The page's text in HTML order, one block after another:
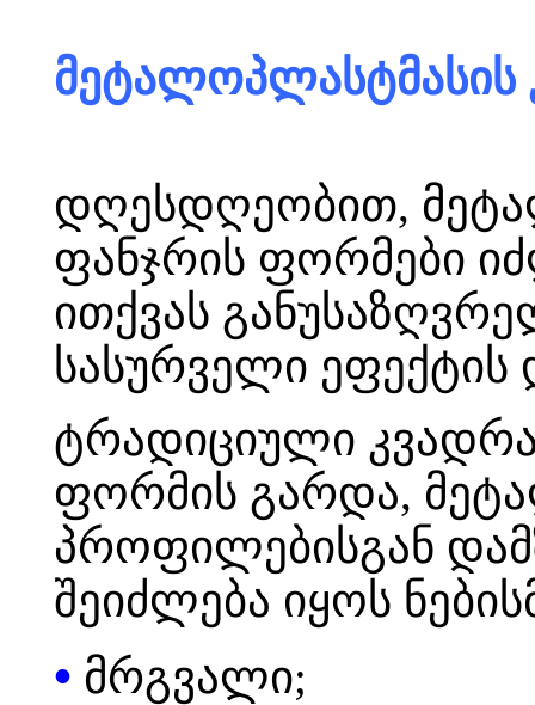
დღესდღეობით,
ფანჯრის ფორმები
ითქვას
სასურველი ეფექტის
ტრადიციული
ფორმის გარდა,
პროფილებისგან
შეიძლება იყოს
• მრგვალი;